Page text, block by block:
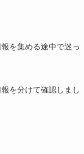
を集める途中で迷っ
を分けて確認しまし